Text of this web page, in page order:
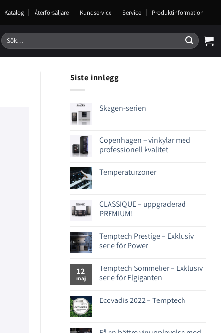
Katalog Återförsäljare Kundservice Service Produktinformation
Sök
efter:
Siste innlegg
Skagen-serien
Copenhagen – vinkylar med
professionell kvalitet
Temperaturzoner
CLASSIQUE – uppgraderad
PREMIUM!
Temptech Prestige – Exklusiv
serie för Power
12
maj
Temptech Sommelier – Exklusiv
serie för Elgiganten
Ecovadis 2022 – Temptech